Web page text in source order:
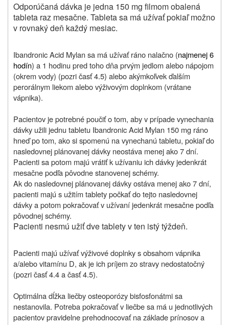
Odporúčaná dávka je jedna 150 mg filmom obalená
tableta raz mesačne. Tableta sa má užívať pokiaľ možno
v rovnaký deň každý mesiac.
Ibandronic Acid Mylan sa má užívať ráno nalačno (najmenej 6
hodín) a 1 hodinu pred toho dňa prvým jedlom alebo nápojom
(okrem vody) (pozri časť 4.5) alebo akýmkoľvek ďalším
perorálnym liekom alebo výživovým doplnkom (vrátane
vápnika).
Pacientov je potrebné poučiť o tom, aby v prípade vynechania
dávky užili jednu tabletu Ibandronic Acid Mylan 150 mg ráno
hneď po tom, ako si spomenú na vynechanú tabletu, pokiaľ do
nasledovnej plánovanej dávky neostáva menej ako 7 dní.
Pacienti sa potom majú vrátiť k užívaniu ich dávky jedenkrát
mesačne podľa pôvodne stanovenej schémy.
Ak do nasledovnej plánovanej dávky ostáva menej ako 7 dní,
pacienti majú s užitím tablety počkať do tejto nasledovnej
dávky a potom pokračovať v užívaní jedenkrát mesačne podľa
pôvodnej schémy.
Pacienti nesmú užiť dve tablety v ten istý týždeň.
Pacienti majú užívať výživové doplnky s obsahom vápnika
a/alebo vitamínu D, ak je ich príjem zo stravy nedostatočný
(pozri časť 4.4 a časť 4.5).
Optimálna dĺžka liečby osteoporózy bisfosfonátmi sa
nestanovila. Potreba pokračovať v liečbe sa má u jednotlivých
pacientov pravidelne prehodnocovať na základe prínosov a